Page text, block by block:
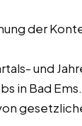
der
und
in Bad Ems.